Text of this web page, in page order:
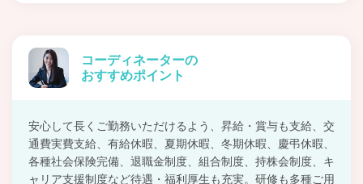
コーディネーターの
おすすめポイント
安心して長くご勤務いただけるよう、昇給・賞与も支給、交
通費実費支給、有給休暇、夏期休暇、冬期休暇、慶弔休暇、
各種社会保険完備、退職金制度、組合制度、持株会制度、キ
ャリア支援制度など待遇・福利厚生も充実。研修も多種ご用